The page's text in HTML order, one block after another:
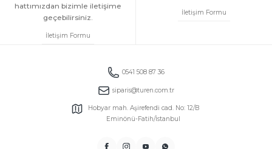
hattımızdan bizimle iletişime
geçebilirsiniz.
İletişim Formu
İletişim Formu
0541 508 87 36
siparis@turen.com.tr
Hobyar mah. Aşirefendi cad. No: 12/B
Eminönü-Fatih/İstanbul